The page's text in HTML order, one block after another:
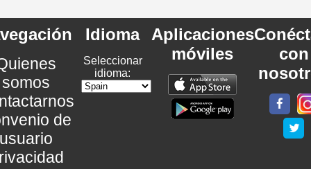
somos
de
Idioma
Seleccionar
idioma:
Aplicaciones
móviles
con